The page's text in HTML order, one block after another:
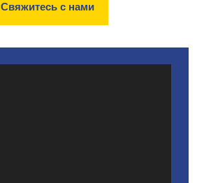
Свяжитесь с нами